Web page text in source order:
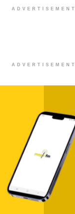
ADVERTISEMENT
ADVERTISEMENT